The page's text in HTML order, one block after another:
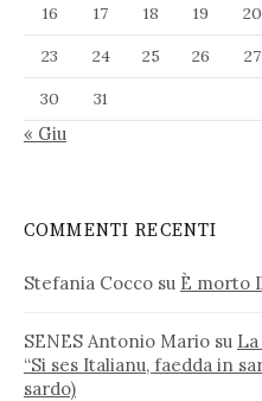
16
17 18 19 20
23
24 25 26 27
30
31
« Giu
COMMENTI RECENTI
Stefania Cocco su È morto
SENES Antonio Mario su
“Si ses Italianu, faedda in
sardo)